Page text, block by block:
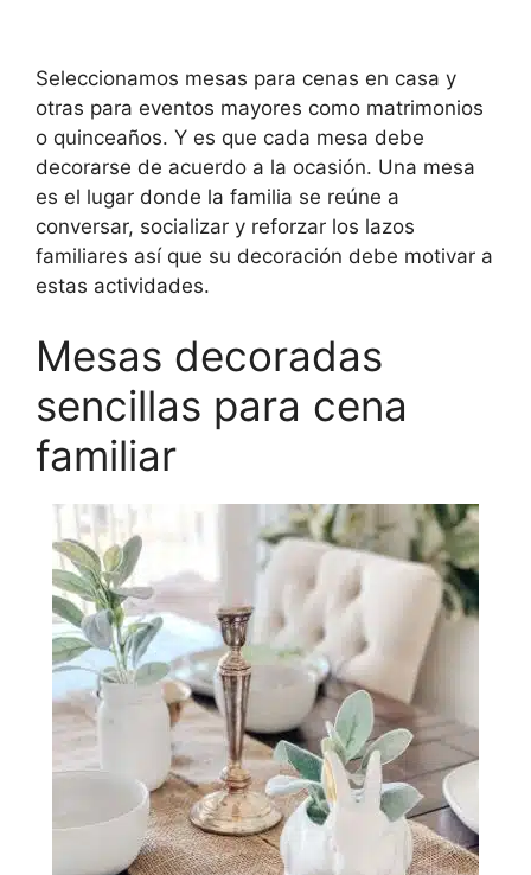
Seleccionamos mesas para cenas en casa y
otras para eventos mayores como matrimonios
o quinceaños. Y es que cada mesa debe
decorarse de acuerdo a la ocasión. Una mesa
es el lugar donde la familia se reúne a
conversar, socializar y reforzar los lazos
familiares así que su decoración debe motivar a
estas actividades.
Mesas decoradas
sencillas para cena
familiar